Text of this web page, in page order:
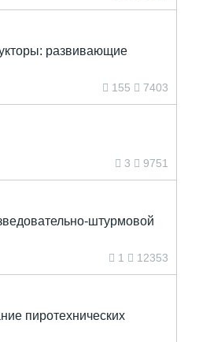
развивающие
155 7403
3 9751
штурмовой
1 12353
пиротехнических